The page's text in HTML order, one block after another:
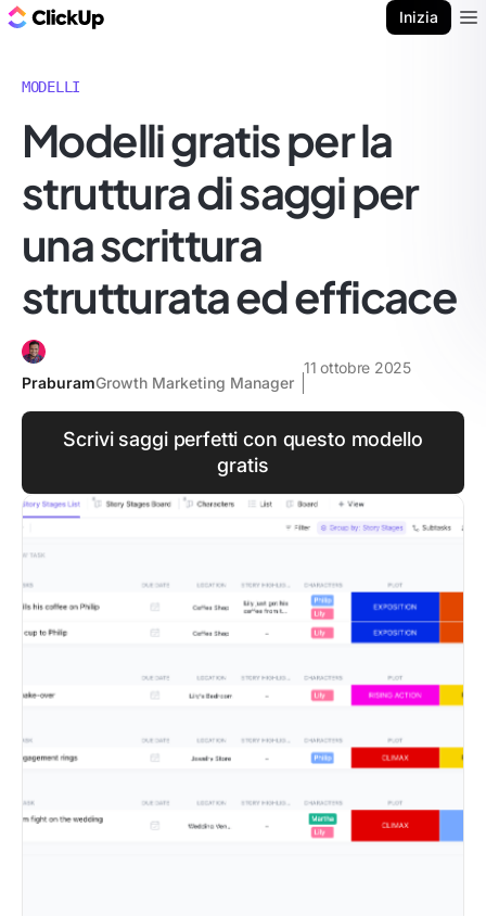
Inizia
MODELLI
Modelli gratis per la
struttura di saggi per
una scrittura
strutturata ed efficace
PraburamGrowth Marketing Manager
11 ottobre 2025
Scrivi saggi perfetti con questo modello
gratis